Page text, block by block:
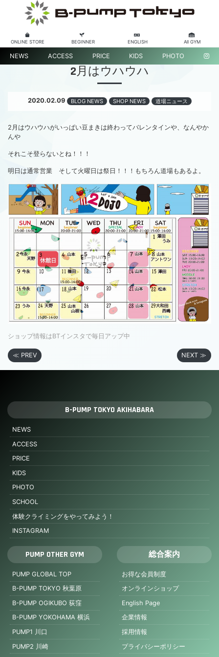
ONLINE STORE BEGINNER ENGLISH All GYM
NEWS ACCESS PRICE KIDS PHOTO
2月はウハウハ
2020.02.09 BLOG NEWS SHOP NEWS 道場ニュース
2月はウハウハがいっぱい豆まきは終わってバレンタインや、なんやか
んや
それこそ登らないとね！！！
明日は通常営業 そして火曜日は祭日！！！もちろん道場もあるよ。
ショップ情報はBTインスタで毎日アップ中
≪ PREV NEXT ≫
B-PUMP TOKYO AKIHABARA
NEWS
ACCESS
PRICE
KIDS
PHOTO
SCHOOL
体験クライミングをやってみよう！
INSTAGRAM
PUMP OTHER GYM
PUMP GLOBAL TOP
B-PUMP TOKYO 秋葉原
B-PUMP OGIKUBO 荻窪
B-PUMP YOKOHAMA 横浜
PUMP1 川口
PUMP2 川崎
総合案内
お得な会員制度
オンラインショップ
English Page
企業情報
採用情報
プライバシーポリシー